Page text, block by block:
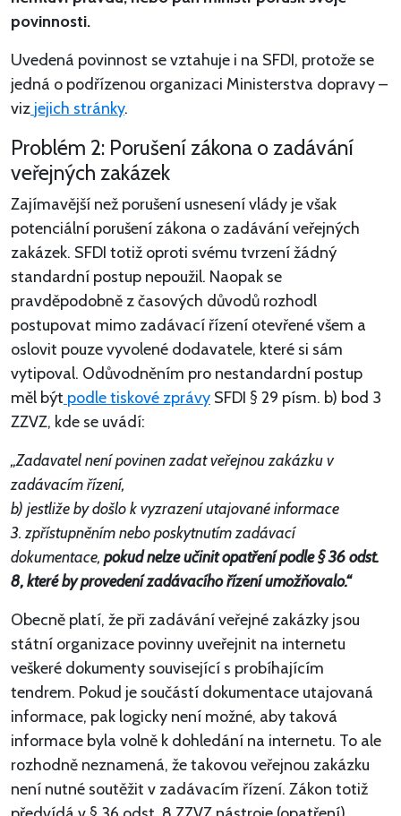
povinnosti.
Uvedená povinnost se vztahuje i na SFDI, protože se
jedná o podřízenou organizaci Ministerstva dopravy –
viz jejich stránky.
Problém 2: Porušení zákona o zadávání
veřejných zakázek
Zajímavější než porušení usnesení vlády je však
potenciální porušení zákona o zadávání veřejných
zakázek. SFDI totiž oproti svému tvrzení žádný
standardní postup nepoužil. Naopak se
pravděpodobně z časových důvodů rozhodl
postupovat mimo zadávací řízení otevřené všem a
oslovit pouze vyvolené dodavatele, které si sám
vytipoval. Odůvodněním pro nestandardní postup
měl být podle tiskové zprávy SFDI § 29 písm. b) bod 3
ZZVZ, kde se uvádí:
„Zadavatel není povinen zadat veřejnou zakázku v
zadávacím řízení,
b) jestliže by došlo k vyzrazení utajované informace
3. zpřístupněním nebo poskytnutím zadávací
dokumentace, pokud nelze učinit opatření podle § 36 odst.
8, které by provedení zadávacího řízení umožňovalo.“
Obecně platí, že při zadávání veřejné zakázky jsou
státní organizace povinny uveřejnit na internetu
veškeré dokumenty související s probíhajícím
tendrem. Pokud je součástí dokumentace utajovaná
informace, pak logicky není možné, aby taková
informace byla volně k dohledání na internetu. To ale
rozhodně neznamená, že takovou veřejnou zakázku
není nutné soutěžit v zadávacím řízení. Zákon totiž